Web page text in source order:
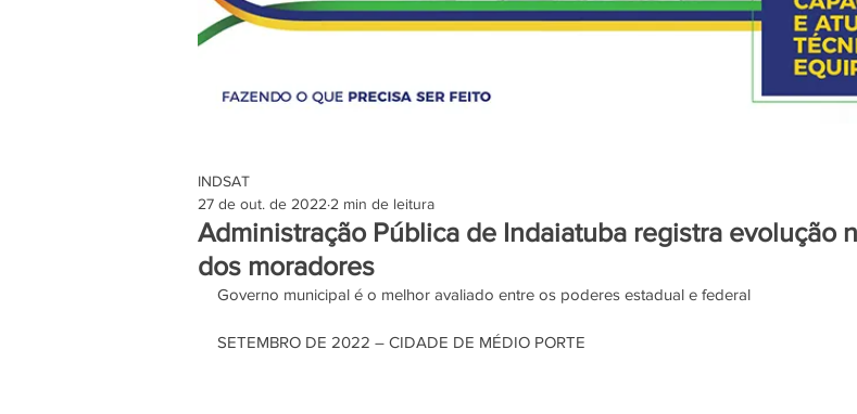
Administração Pública de Indaiatuba registra evolução
dos moradores
INDSAT
27 de out. de 2022 2 min de leitura
Governo municipal é o melhor avaliado entre os poderes estadual e federal
SETEMBRO DE 2022 – CIDADE DE MÉDIO PORTE